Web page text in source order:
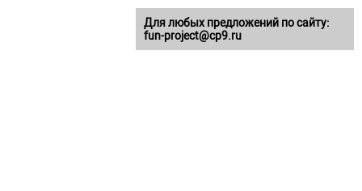
Для любых предложений по сайту:
fun-project@cp9.ru